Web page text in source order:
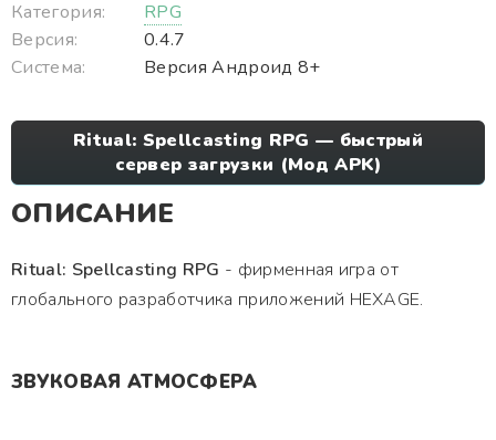
Категория:
RPG
Версия:
0.4.7
Система:
Версия Андроид 8+
Ritual: Spellcasting RPG — быстрый
сервер загрузки (Мод APK)
ОПИСАНИЕ
Ritual: Spellcasting RPG - фирменная игра от
глобального разработчика приложений HEXAGE.
ЗВУКОВАЯ АТМОСФЕРА